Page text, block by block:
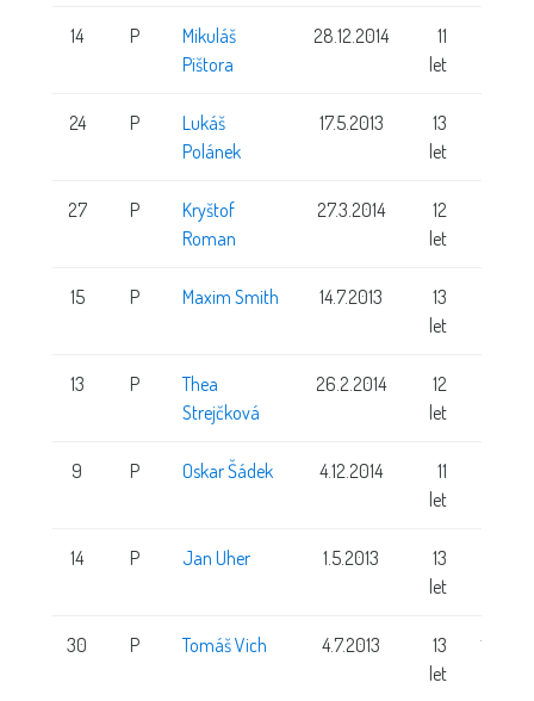
14 P
Mikuláš
Pištora
28.12.2014
11
let
24 P
Lukáš
Polánek
17.5.2013
13
let
27 P
Kryštof
Roman
27.3.2014
12
let
15 P Maxim Smith 14.7.2013
13
let
13 P
Thea
Strejčková
26.2.2014
12
let
9 P Oskar Šádek 4.12.2014
11
let
14 P Jan Uher 1.5.2013
13
let
30 P Tomáš Vich 4.7.2013
13
let
159 cm